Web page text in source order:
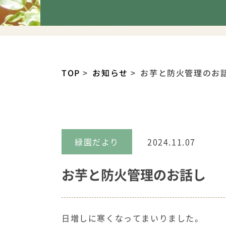
TOP お知らせ お芋と防火管理のお
緑園だより 2024.11.07
お芋と防火管理のお話し
日増しに寒くなってまいりました。